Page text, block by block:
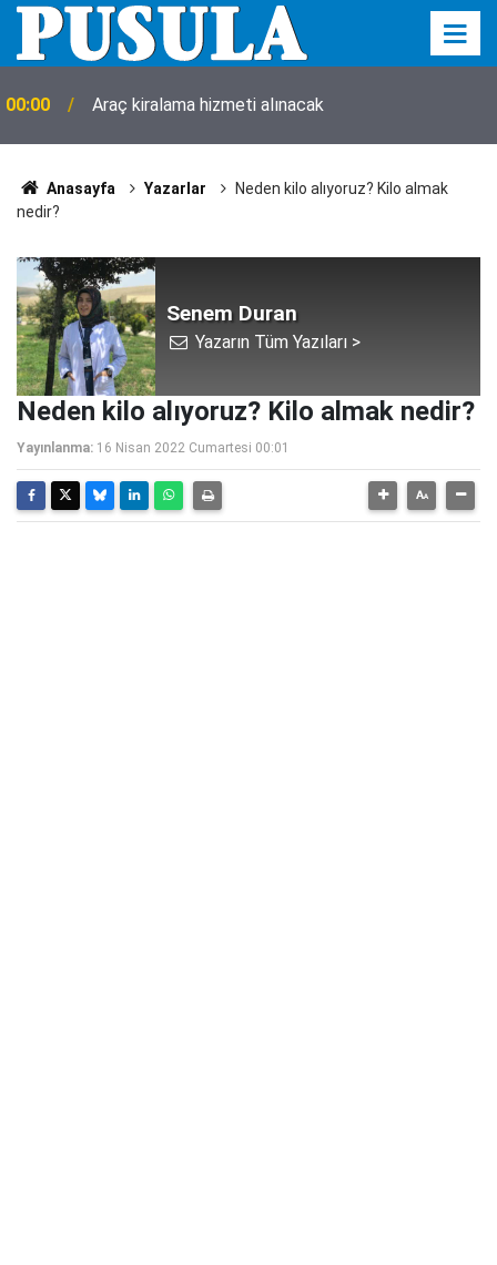
00:00 Araç kiralama hizmeti alınacak
Anasayfa Yazarlar
Neden kilo alıyoruz? Kilo almak
nedir?
Senem Duran
Yazarın Tüm Yazıları >
Neden kilo alıyoruz? Kilo almak nedir?
Yayınlanma: 16 Nisan 2022 Cumartesi 00:01